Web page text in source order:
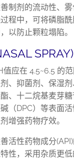
制剂的流动性、
程中，可将磷脂
以防止颗粒塌陷。
SPRAY)
应在 4.5~6.5 的
、抑菌剂、保湿
、十二烷基麦芽
（DPC）等表面
增强药物疗效。
活性药物成分
性，采用杂质更